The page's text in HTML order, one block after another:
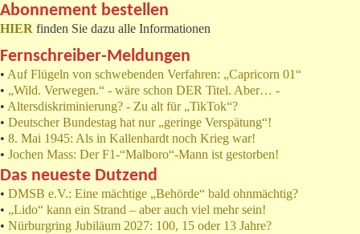
Abonnement bestellen
HIER finden Sie dazu alle Informationen
Fernschreiber-Meldungen
• Auf Flügeln von schwebenden Verfahren: „Capricorn 01“
• „Wild. Verwegen.“ - wäre schon DER Titel. Aber… -
• Altersdiskriminierung? - Zu alt für „TikTok“?
• Deutscher Bundestag hat nur „geringe Verspätung“!
• 8. Mai 1945: Als in Kallenhardt noch Krieg war!
• Jochen Mass: Der F1-“Malboro“-Mann ist gestorben!
Das neueste Dutzend
• DMSB e.V.: Eine mächtige „Behörde“ bald ohnmächtig?
• „Lido“ kann ein Strand – aber auch viel mehr sein!
• Nürburgring Jubiläum 2027: 100, 15 oder 13 Jahre?